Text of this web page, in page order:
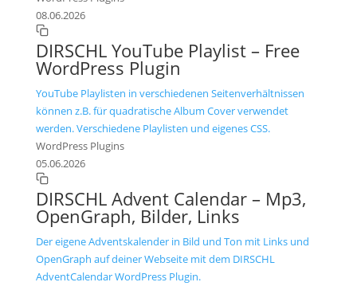
08.06.2026
DIRSCHL YouTube Playlist – Free
WordPress Plugin
YouTube Playlisten in verschiedenen Seitenverhältnissen
können z.B. für quadratische Album Cover verwendet
werden. Verschiedene Playlisten und eigenes CSS.
WordPress Plugins
05.06.2026
DIRSCHL Advent Calendar – Mp3,
OpenGraph, Bilder, Links
Der eigene Adventskalender in Bild und Ton mit Links und
OpenGraph auf deiner Webseite mit dem DIRSCHL
AdventCalendar WordPress Plugin.